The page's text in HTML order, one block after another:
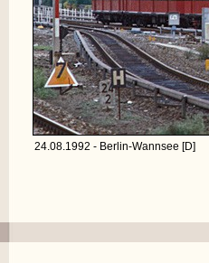
24.08.1992 - Berlin-Wannsee [D]